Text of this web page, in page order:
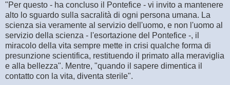
"Per questo - ha concluso il Pontefice - vi invito a mantenere
alto lo sguardo sulla sacralità di ogni persona umana. La
scienza sia veramente al servizio dell'uomo, e non l'uomo al
servizio della scienza - l'esortazione del Pontefice -, il
miracolo della vita sempre mette in crisi qualche forma di
presunzione scientifica, restituendo il primato alla meraviglia
e alla bellezza". Mentre, "quando il sapere dimentica il
contatto con la vita, diventa sterile".